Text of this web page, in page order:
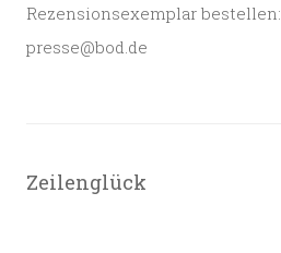
Rezensionsexemplar bestellen:
presse@bod.de
Zeilenglück